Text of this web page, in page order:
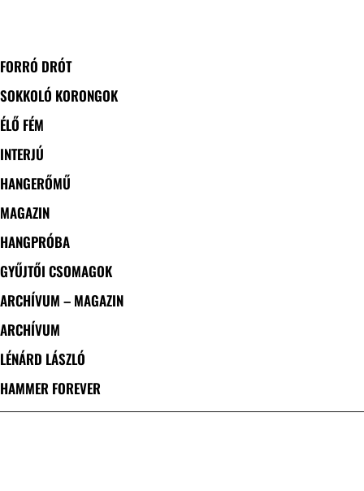
FORRÓ DRÓT
SOKKOLÓ KORONGOK
ÉLŐ FÉM
INTERJÚ
HANGERŐMŰ
MAGAZIN
HANGPRÓBA
GYŰJTŐI CSOMAGOK
ARCHÍVUM – MAGAZIN
ARCHÍVUM
LÉNÁRD LÁSZLÓ
HAMMER FOREVER